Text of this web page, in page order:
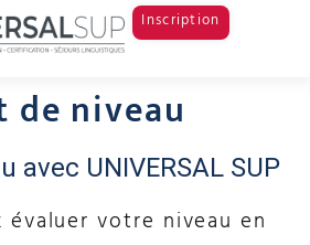
Inscription
de niveau
avec UNIVERSAL SUP
évaluer votre niveau en